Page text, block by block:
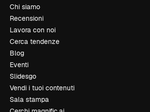
Chi siamo
Recensioni
Lavora con noi
Cerca tendenze
Blog
Eventi
Slidesgo
Vendi i tuoi contenuti
Sala stampa